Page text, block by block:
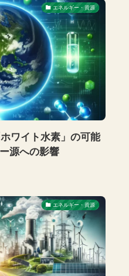
エネルギー・資源
ワイト水素」の可能
源への影響
エネルギー・資源